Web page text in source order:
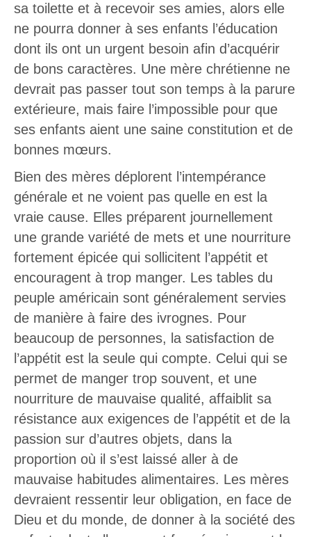
sa toilette et à recevoir ses amies, alors elle
ne pourra donner à ses enfants l’éducation
dont ils ont un urgent besoin afin d’acquérir
de bons caractères. Une mère chrétienne ne
devrait pas passer tout son temps à la parure
extérieure, mais faire l’impossible pour que
ses enfants aient une saine constitution et de
bonnes mœurs.
Bien des mères déplorent l’intempérance
générale et ne voient pas quelle en est la
vraie cause. Elles préparent journellement
une grande variété de mets et une nourriture
fortement épicée qui sollicitent l’appétit et
encouragent à trop manger. Les tables du
peuple américain sont généralement servies
de manière à faire des ivrognes. Pour
beaucoup de personnes, la satisfaction de
l’appétit est la seule qui compte. Celui qui se
permet de manger trop souvent, et une
nourriture de mauvaise qualité, affaiblit sa
résistance aux exigences de l’appétit et de la
passion sur d’autres objets, dans la
proportion où il s’est laissé aller à de
mauvaise habitudes alimentaires. Les mères
devraient ressentir leur obligation, en face de
Dieu et du monde, de donner à la société des